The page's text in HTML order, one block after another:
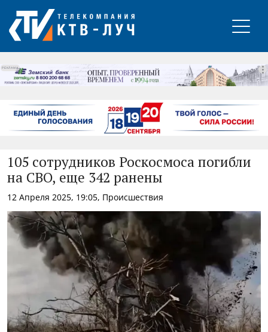
РЕКЛАМА
105 сотрудников Роскосмоса погибли
на СВО, еще 342 ранены
12 Апреля 2025, 19:05, Происшествия